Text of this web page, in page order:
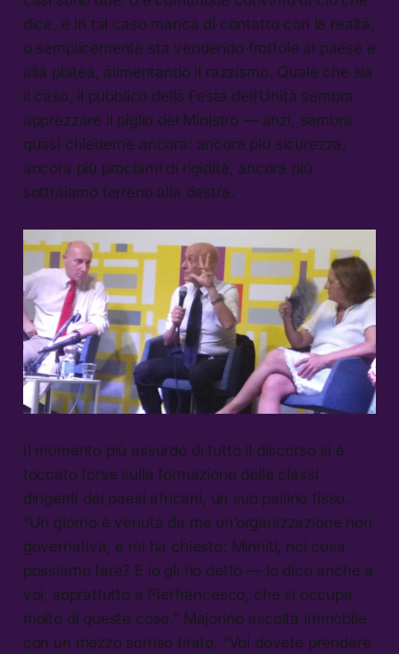
dice, e in tal caso manca di contatto con la realtà,
o semplicemente sta vendendo frottole al paese e
alla platea, alimentando il razzismo. Quale che sia
il caso, il pubblico della Festa dell’Unità sembra
apprezzare il piglio del Ministro — anzi, sembra
quasi chiederne ancora: ancora più sicurezza,
ancora più proclami di rigidità, ancora più
sottraiamo terreno alla destra.
Il momento più assurdo di tutto il discorso si è
toccato forse sulla formazione delle classi
dirigenti dei paesi africani, un suo pallino fisso.
“Un giorno è venuta da me un’organizzazione non
governativa, e mi ha chiesto: Minniti, noi cosa
possiamo fare? E io gli ho detto — lo dico anche a
voi, soprattutto a Pierfrancesco, che si occupa
molto di queste cose.” Majorino ascolta immobile
con un mezzo sorriso tirato. “Voi dovete prendere